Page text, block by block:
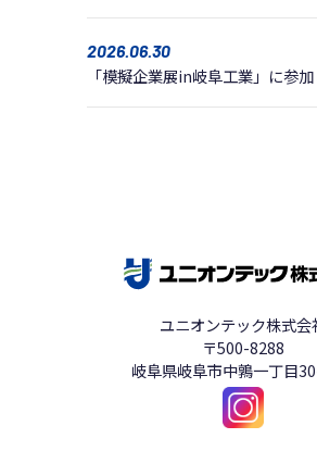
「模擬企業展in岐阜工業」に参加
2026.06.30
ユニオンテック株式会
〒500-8288
岐阜県岐阜市中鶉一丁目